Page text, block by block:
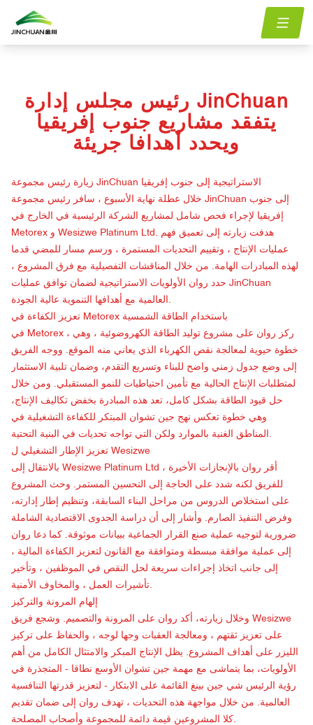
الصفحة
الرئيسية
/
jinchuan-chairman-inspects-south-african-projects-
رئيس مجلس إدارة JinChuan
يتفقد مشاريع جنوب إفريقيا
ويحدد أهدافا جريئة
زيارة رئيس مجموعة JinChuan الاستراتيجية إلى جنوب إفريقيا
خلال عطلة نهاية الأسبوع ، سافر رئيس مجموعة JinChuan إلى جنوب
إفريقيا لإجراء فحص شامل لمشاريع الشركة الرئيسية في الخارج في
Metorex و Wesizwe Platinum Ltd. هدفت زيارته إلى تعميق فهم
عمليات الإنتاج ، وتقييم التحديات المستمرة ، ورسم مسار للمضي قدما
لهذه المبادرات الهامة. من خلال المناقشات التفصيلية مع فرق المشروع ،
حدد روان الأولويات الاستراتيجية لضمان توافق عمليات JinChuan
العالمية مع أهدافها التنموية عالية الجودة.
تعزيز الكفاءة في Metorex باستخدام الطاقة الشمسية
في Metorex ، ركز روان على مشروع توليد الطاقة الكهروضوئية ، وهي
خطوة حيوية لمعالجة نقص الكهرباء الذي يعاني منه الموقع. ووجه الفريق
إلى وضع جدول زمني واضح للبناء وتسريع التقدم، وضمان تلبية الاستثمار
لمتطلبات الإنتاج الحالية مع تأمين احتياطيات للنمو المستقبلي. ومن خلال
حل قيود الطاقة بشكل كامل، تعد هذه المبادرة بخفض تكاليف الإنتاج،
وهي خطوة تعكس نهج جين تشوان المبتكر للكفاءة التشغيلية في
المناطق الغنية بالموارد ولكن التي تواجه تحديات في البنية التحتية.
تعزيز الإطار التشغيلي ل Wesizwe
بالانتقال إلى Wesizwe Platinum Ltd ، أقر روان بالإنجازات الأخيرة
للفريق لكنه شدد على الحاجة إلى التحسين المستمر. وحث المشروع
على استخلاص الدروس من مراحل البناء السابقة، وتنظيم إطار إدارته،
وفرض التنفيذ الصارم. وأشار إلى أن دراسة الجدوى الاقتصادية الشاملة
ضرورية لتوجيه عملية صنع القرار الجماعية ببيانات موثوقة. كما دعا روان
إلى عملية موافقة مبسطة ومتوافقة مع القانون لتعزيز الكفاءة المالية ،
إلى جانب اتخاذ إجراءات سريعة لحل النقص في الموظفين ، وتأخير
تأشيرات العمل ، والمخاوف الأمنية.
إلهام المرونة والتركيز
وخلال زيارته، أكد روان على المرونة والتصميم. وشجع فريق Wesizwe
على تعزيز ثقتهم ، ومعالجة العقبات وجها لوجه ، والحفاظ على تركيز
الليزر على أهداف المشروع. يظل الإنتاج المبكر والامتثال الكامل من أهم
الأولويات، بما يتماشى مع مهمة جين تشوان الأوسع نطاقا - المتجذرة في
رؤية الرئيس شي جين بينغ القائمة على الابتكار - لتعزيز قدرتها التنافسية
العالمية. من خلال مواجهة هذه التحديات ، تهدف روان إلى ضمان تقديم
كلا المشروعين قيمة دائمة للمجموعة وأصحاب المصلحة.